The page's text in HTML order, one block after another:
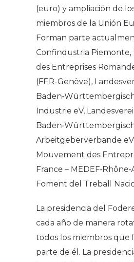
(euro) y ampliación de
miembros de la Unión
Forman parte
Confindustria Piemonte,
des Entreprises
(FER-Genève),
Industrie eV,
Arbeitgeberverbande
Mouvement des
France –
Foment del Treball
La presidencia del
cada año de manera
todos los miembros que
parte de él. La